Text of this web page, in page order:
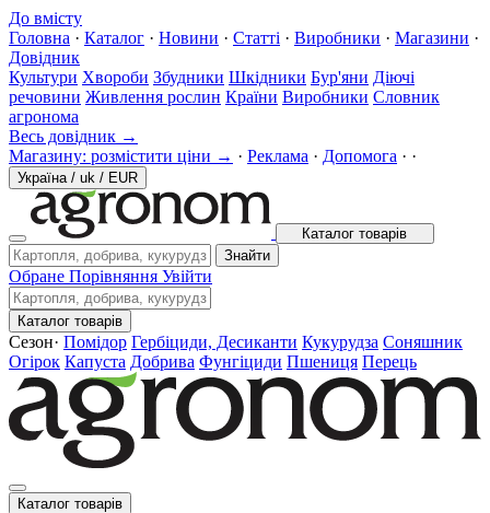
До вмісту
Головна · Каталог · Новини · Статті · Виробники · Магазини ·
Довідник
Культури Хвороби Збудники Шкідники Бур'яни Діючі
речовини Живлення рослин Країни Виробники Словник
агронома
Весь довідник →
Магазину: розмістити ціни → · Реклама · Допомога · ·
Україна / uk / EUR
Каталог товарів
Знайти
Обране Порівняння Увійти
Каталог товарів
Сезон· Помідор Гербіциди, Десиканти Кукурудза Соняшник
Огірок Капуста Добрива Фунгіциди Пшениця Перець
Каталог товарів